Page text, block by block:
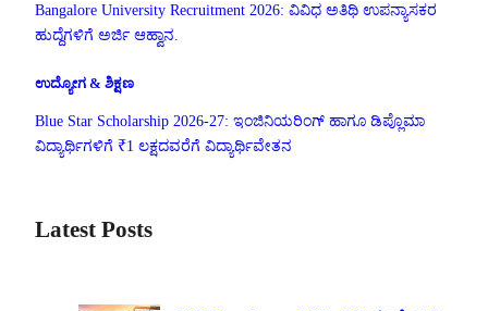
Bangalore University Recruitment 2026: ವಿವಿಧ ಅತಿಥಿ ಉಪನ್ಯಾಸಕರ
ಹುದ್ದೆಗಳಿಗೆ ಅರ್ಜಿ ಆಹ್ವಾನ.
ಉದ್ಯೋಗ & ಶಿಕ್ಷಣ
Blue Star Scholarship 2026-27: ಇಂಜಿನಿಯರಿಂಗ್ ಹಾಗೂ ಡಿಪ್ಲೊಮಾ
ವಿದ್ಯಾರ್ಥಿಗಳಿಗೆ ₹1 ಲಕ್ಷದವರೆಗೆ ವಿದ್ಯಾರ್ಥಿವೇತನ
Latest Posts